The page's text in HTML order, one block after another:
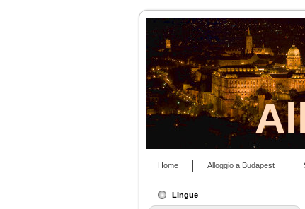
Home Alloggio a Budapest
Lingue